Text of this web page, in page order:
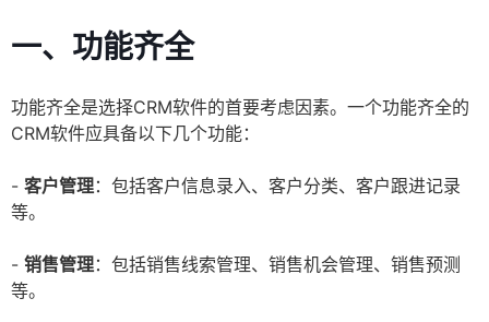
一、功能齐全
功能齐全是选择CRM软件的首要考虑因素。一个功能齐全的
CRM软件应具备以下几个功能：
- 客户管理：包括客户信息录入、客户分类、客户跟进记录
等。
- 销售管理：包括销售线索管理、销售机会管理、销售预测
等。